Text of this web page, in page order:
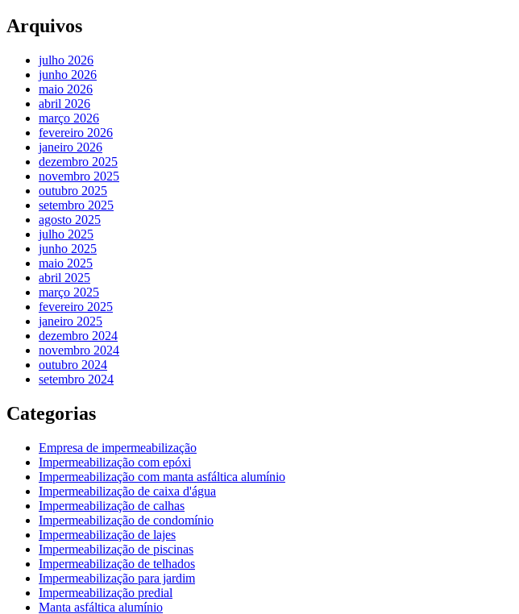
Arquivos
julho 2026
junho 2026
maio 2026
abril 2026
março 2026
fevereiro 2026
janeiro 2026
dezembro 2025
novembro 2025
outubro 2025
setembro 2025
agosto 2025
julho 2025
junho 2025
maio 2025
abril 2025
março 2025
fevereiro 2025
janeiro 2025
dezembro 2024
novembro 2024
outubro 2024
setembro 2024
Categorias
Empresa de impermeabilização
Impermeabilização com epóxi
Impermeabilização com manta asfáltica alumínio
Impermeabilização de caixa d'água
Impermeabilização de calhas
Impermeabilização de condomínio
Impermeabilização de lajes
Impermeabilização de piscinas
Impermeabilização de telhados
Impermeabilização para jardim
Impermeabilização predial
Manta asfáltica alumínio